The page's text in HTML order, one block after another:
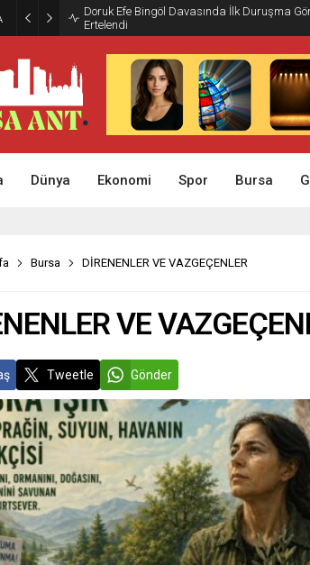
Doruk Efe Bingöl Davasında İlk Duruşma
Ertelendi
Dünya Ekonomi Spor Bursa
Bursa DİRENENLER VE VAZGEÇENLER
VE
Tweetle Gönder